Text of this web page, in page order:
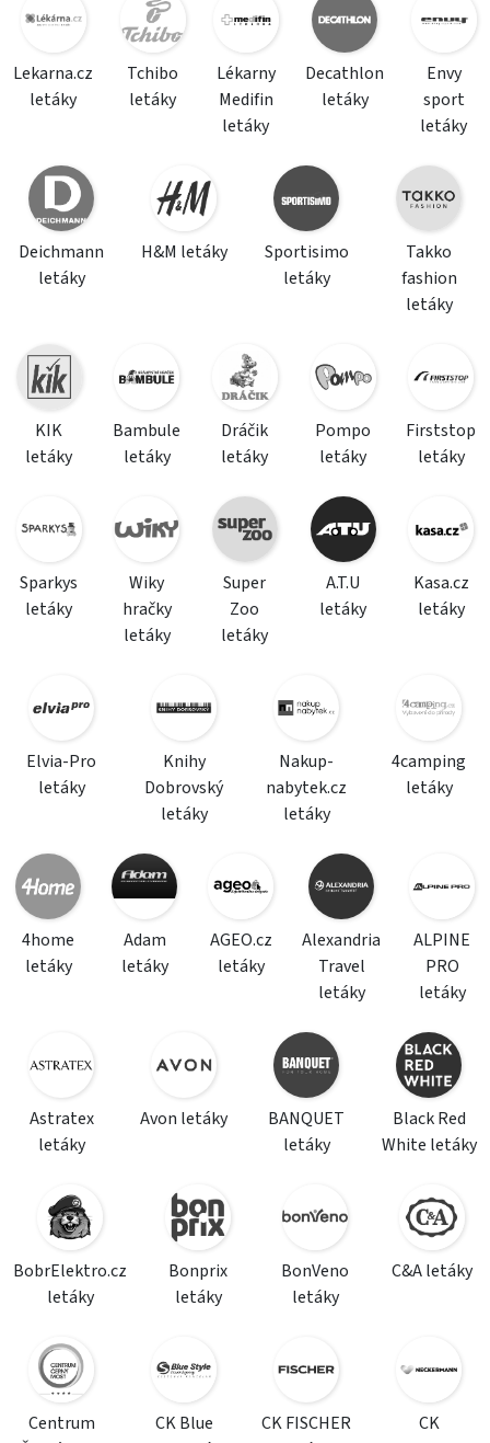
Lekarna.cz
letáky
Tchibo
letáky
Lékarny
Medifin
letáky
Decathlon
letáky
Envy
sport
letáky
Deichmann
letáky
H&M letáky
Sportisimo
letáky
Takko
fashion
letáky
KIK
letáky
Bambule
letáky
Dráčik
letáky
Pompo
letáky
Firststop
letáky
Sparkys
letáky
Wiky
hračky
letáky
Super
Zoo
letáky
A.T.U
letáky
Kasa.cz
letáky
Elvia-Pro
letáky
Knihy
Dobrovský
letáky
Nakup-
nabytek.cz
letáky
4camping
letáky
4home
letáky
Adam
letáky
AGEO.cz
letáky
Alexandria
Travel
letáky
ALPINE
PRO
letáky
Astratex
letáky
Avon letáky
BANQUET
letáky
Black Red
White letáky
BobrElektro.cz
letáky
Bonprix
letáky
BonVeno
letáky
C&A letáky
Centrum
CK Blue
CK FISCHER
CK